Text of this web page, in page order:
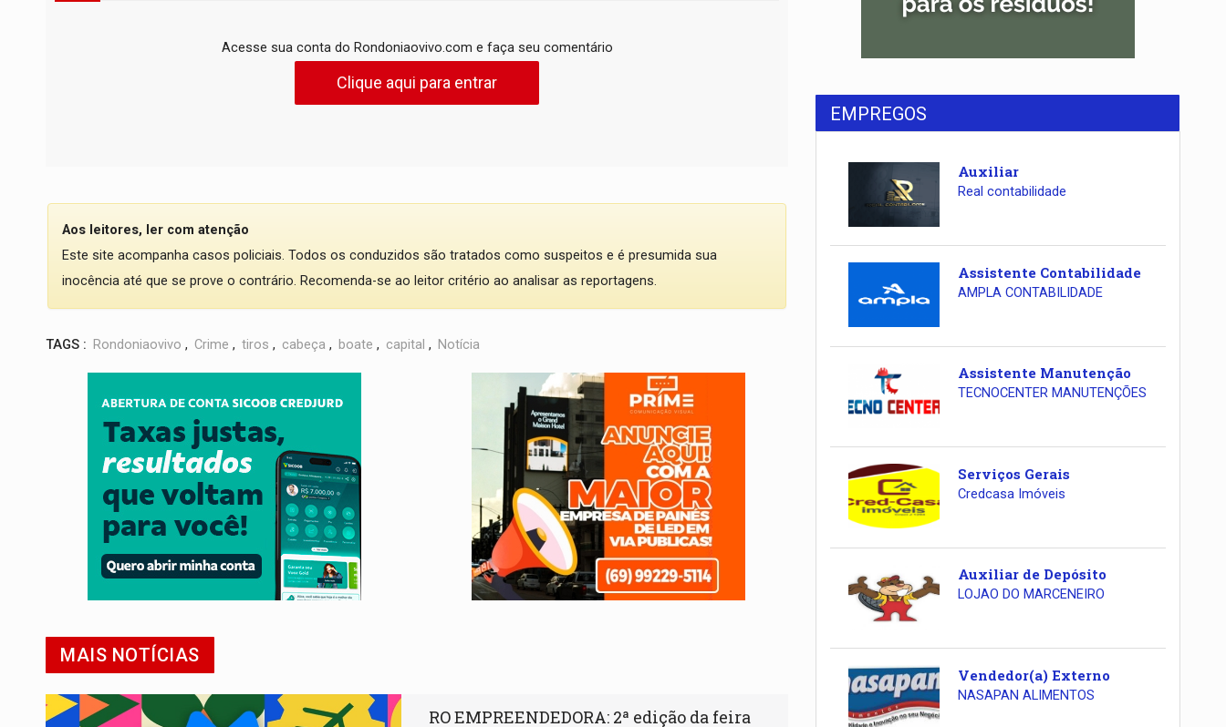
Acesse sua conta do Rondoniaovivo.com e faça seu comentário
Clique aqui para entrar
Aos leitores, ler com atenção
Este site acompanha casos policiais. Todos os conduzidos são tratados como suspeitos e é presumida sua
inocência até que se prove o contrário. Recomenda-se ao leitor critério ao analisar as reportagens.
TAGS : Rondoniaovivo , Crime , tiros , cabeça , boate , capital , Notícia
MAIS NOTÍCIAS
RO EMPREENDEDORA: 2ª edição da feira
EMPREGOS
Auxiliar
Real contabilidade
Assistente Contabilidade
AMPLA CONTABILIDADE
Assistente Manutenção
TECNOCENTER MANUTENÇÕES
Serviços Gerais
Credcasa Imóveis
Auxiliar de Depósito
LOJAO DO MARCENEIRO
Vendedor(a) Externo
NASAPAN ALIMENTOS